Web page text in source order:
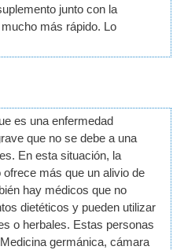
junto con la
más rápido. Lo
es una enfermedad
que no se debe a una
En esta situación, la
más que un alivio de
hay médicos que no
dietéticos y pueden utilizar
o herbales. Estas personas
germánica, cámara